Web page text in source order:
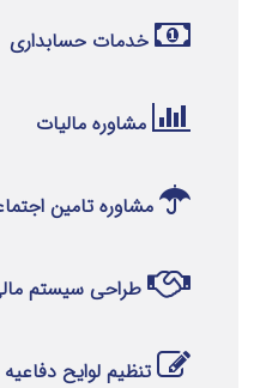
خدمات حسابداری
مشاوره مالیات
مشاوره تامین
طراحی سیستم
تنظیم لوایح دفاعیه